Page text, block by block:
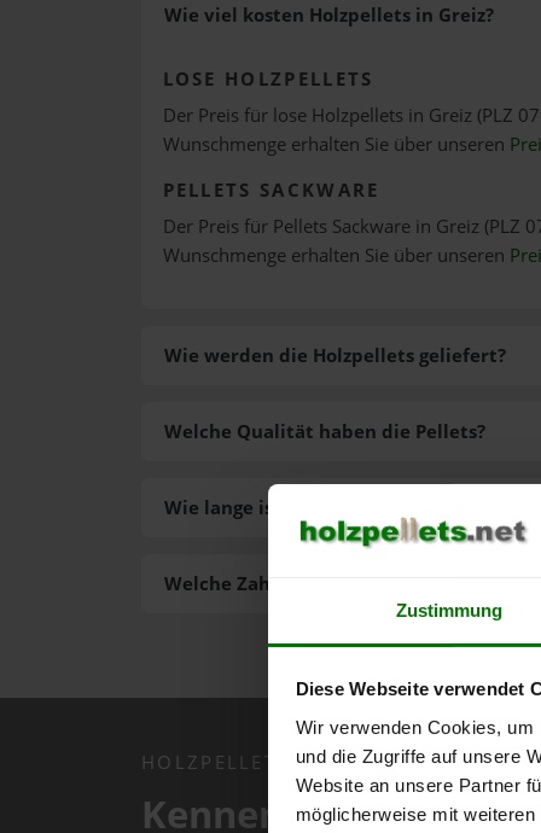
Zustimmung
Diese Webseite verwendet
Wir verwenden Cookies,
und die Zugriffe auf unsere
Website an unsere Partner
möglicherweise mit
Wie viel kosten Holzpellets in Greiz?
LOSE HOLZPELLETS
Der Preis für lose Holzpellets in Greiz (PLZ
Wunschmenge erhalten Sie über unseren
PELLETS SACKWARE
Der Preis für Pellets Sackware in Greiz (PLZ
Wunschmenge erhalten Sie über unseren
Wie werden die Holzpellets geliefert?
Welche Zahlungsarten gibt es?
Welche Qualität haben die Pellets?
Wie lange ist die Lieferzeit der Pellets?
HOLZPELLETS.NET APP
Kennen Sie schon